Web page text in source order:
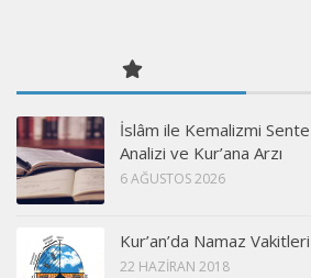
İslâm ile Kemalizmi
Analizi ve Kur’ana Arzı
6 AĞUSTOS 2026
Kur’an’da Namaz
22 HAZIRAN 2018